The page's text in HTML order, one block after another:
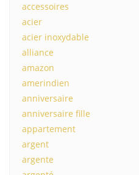
accessoires
acier
acier inoxydable
alliance
amazon
amerindien
anniversaire
anniversaire fille
appartement
argent
argente